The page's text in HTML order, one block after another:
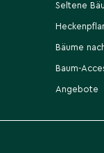
Seltene
Bäume
Baum-
Angebote